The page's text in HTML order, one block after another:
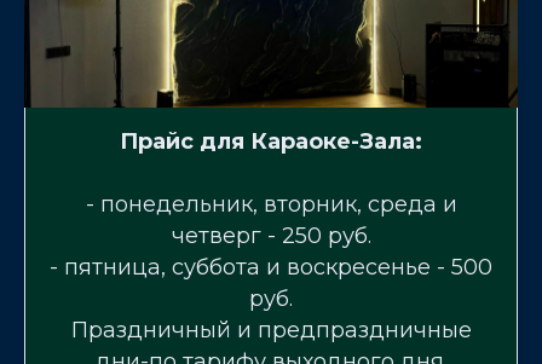
Прайс для Караоке-Зала:
- понедельник, вторник, среда и
четверг - 250 руб.
- пятница, суббота и воскресенье - 500
руб.
Праздничный и предпраздничные